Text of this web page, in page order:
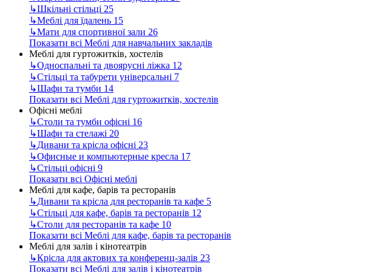
↳Шкільні стільці 25
↳Меблі для їдалень 15
↳Мати для спортивної зали 26
Показати всі Меблі для навчальних закладів
Меблі для гуртожитків, хостелів
↳Односпальні та двоярусні ліжка 12
↳Стільці та табурети універсальні 7
↳Шафи та тумби 14
Показати всі Меблі для гуртожитків, хостелів
Офісні меблі
↳Столи та тумби офісні 16
↳Шафи та стелажі 20
↳Дивани та крісла офісні 23
↳Офисные и компьютерные кресла 17
↳Стільці офісні 9
Показати всі Офісні меблі
Меблі для кафе, барів та ресторанів
↳Дивани та крісла для ресторанів та кафе 5
↳Стільці для кафе, барів та ресторанів 12
↳Столи для ресторанів та кафе 10
Показати всі Меблі для кафе, барів та ресторанів
Меблі для залів і кінотеатрів
↳Крісла для актових та конференц-залів 23
Показати всі Меблі для залів і кінотеатрів